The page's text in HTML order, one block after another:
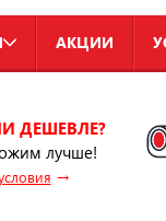
АКЦИИ
ДЕШЕВЛЕ?
лучше!
→